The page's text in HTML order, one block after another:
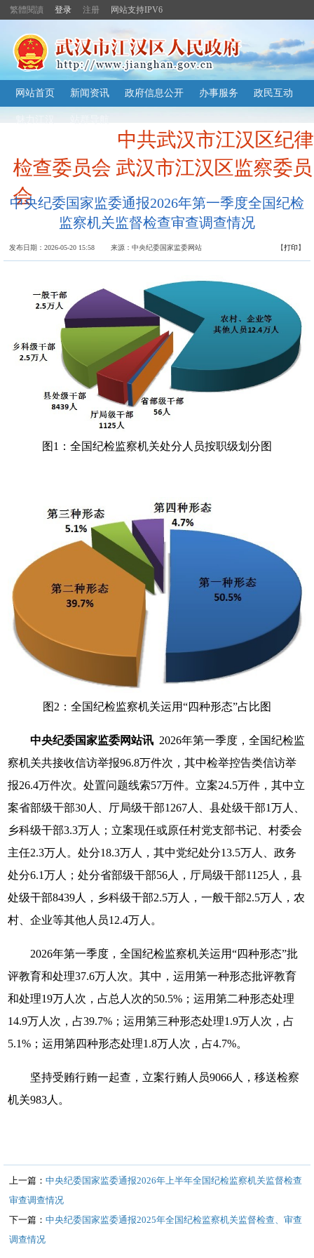
繁體閱讀 登录 注册 网站支持IPV6
网站首页 新闻资讯 政府信息公开 办事服务 政民互动
中共武汉市江汉区纪律
检查委员会 武汉市江汉区监察委员
会
中央纪委国家监委通报2026年第一季度全国纪检
监察机关监督检查审查调查情况
发布日期：2026-05-20 15:58 来源：中央纪委国家监委网站 【打印】
图1：全国纪检监察机关处分人员按职级划分图
图2：全国纪检监察机关运用“四种形态”占比图
中央纪委国家监委网站讯 2026年第一季度，全国纪检监
察机关共接收信访举报96.8万件次，其中检举控告类信访举
报26.4万件次。处置问题线索57万件。立案24.5万件，其中立
案省部级干部30人、厅局级干部1267人、县处级干部1万人、
乡科级干部3.3万人；立案现任或原任村党支部书记、村委会
主任2.3万人。处分18.3万人，其中党纪处分13.5万人、政务
处分6.1万人；处分省部级干部56人，厅局级干部1125人，县
处级干部8439人，乡科级干部2.5万人，一般干部2.5万人，农
村、企业等其他人员12.4万人。
2026年第一季度，全国纪检监察机关运用“四种形态”批
评教育和处理37.6万人次。其中，运用第一种形态批评教育
和处理19万人次，占总人次的50.5%；运用第二种形态处理
14.9万人次，占39.7%；运用第三种形态处理1.9万人次，占
5.1%；运用第四种形态处理1.8万人次，占4.7%。
坚持受贿行贿一起查，立案行贿人员9066人，移送检察
机关983人。
上一篇： 中央纪委国家监委通报2026年上半年全国纪检监察机关监督检查
审查调查情况
下一篇： 中央纪委国家监委通报2025年全国纪检监察机关监督检查、审查
调查情况